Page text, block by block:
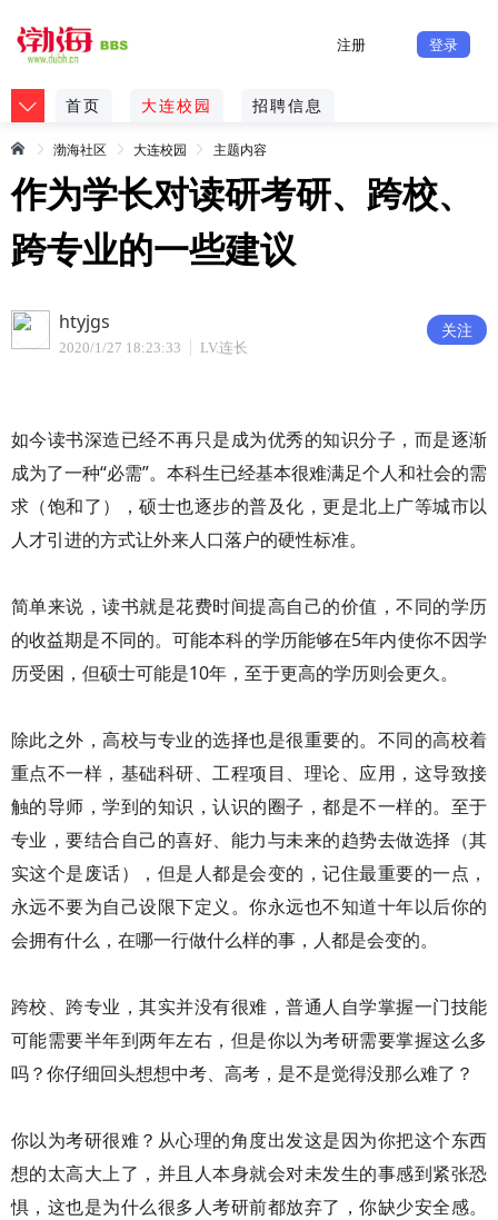
注册 登录
首页 大连校园 招聘信息
渤海社区 大连校园 主题内容
作为学长对读研考研、跨校、
跨专业的一些建议
htyjgs
2020/1/27 18:23:33 LV.连长
关注
如今读书深造已经不再只是成为优秀的知识分子，而是逐渐
成为了一种“必需”。本科生已经基本很难满足个人和社会的需
求（饱和了），硕士也逐步的普及化，更是北上广等城市以
人才引进的方式让外来人口落户的硬性标准。
简单来说，读书就是花费时间提高自己的价值，不同的学历
的收益期是不同的。可能本科的学历能够在5年内使你不因学
历受困，但硕士可能是10年，至于更高的学历则会更久。
除此之外，高校与专业的选择也是很重要的。不同的高校着
重点不一样，基础科研、工程项目、理论、应用，这导致接
触的导师，学到的知识，认识的圈子，都是不一样的。至于
专业，要结合自己的喜好、能力与未来的趋势去做选择（其
实这个是废话），但是人都是会变的，记住最重要的一点，
永远不要为自己设限下定义。你永远也不知道十年以后你的
会拥有什么，在哪一行做什么样的事，人都是会变的。
跨校、跨专业，其实并没有很难，普通人自学掌握一门技能
可能需要半年到两年左右，但是你以为考研需要掌握这么多
吗？你仔细回头想想中考、高考，是不是觉得没那么难了？
你以为考研很难？从心理的角度出发这是因为你把这个东西
想的太高大上了，并且人本身就会对未发生的事感到紧张恐
惧，这也是为什么很多人考研前都放弃了，你缺少安全感。